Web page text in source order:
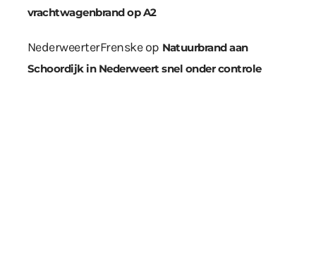
vrachtwagenbrand op A2
NederweerterFrenskeop Natuurbrand aan
Schoordijk in Nederweert snel onder controle